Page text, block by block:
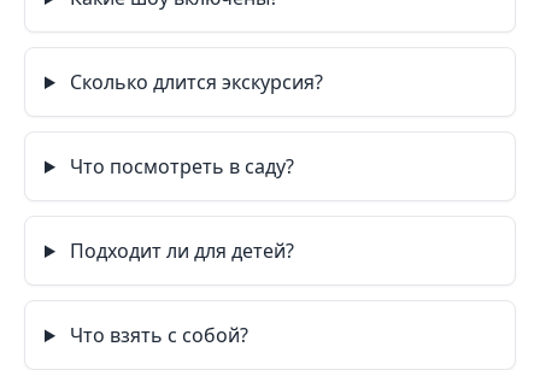
Сколько длится экскурсия?
Что посмотреть в саду?
Подходит ли для детей?
Что взять с собой?